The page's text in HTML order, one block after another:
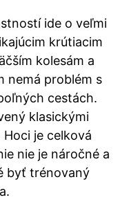
ide o veľmi
krútiacim
kolesám a
nemá problém s
cestách.
klasickými
Hoci je celková
nie je náročné a
byť trénovaný